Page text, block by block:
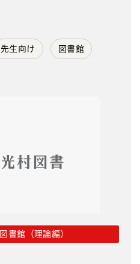
先生向け 図書館
書館（理論編）